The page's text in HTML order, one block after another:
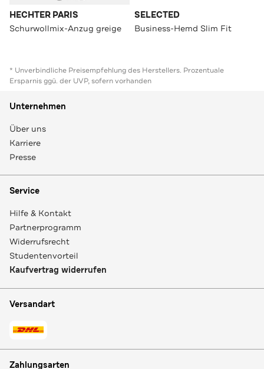
HECHTER PARIS
Schurwollmix-Anzug greige
SELECTED
Business-Hemd Slim Fit
* Unverbindliche Preisempfehlung des Herstellers. Prozentuale
Ersparnis ggü. der UVP, sofern vorhanden
Unternehmen
Über uns
Karriere
Presse
Service
Hilfe & Kontakt
Partnerprogramm
Widerrufsrecht
Studentenvorteil
Kaufvertrag widerrufen
Versandart
Zahlungsarten